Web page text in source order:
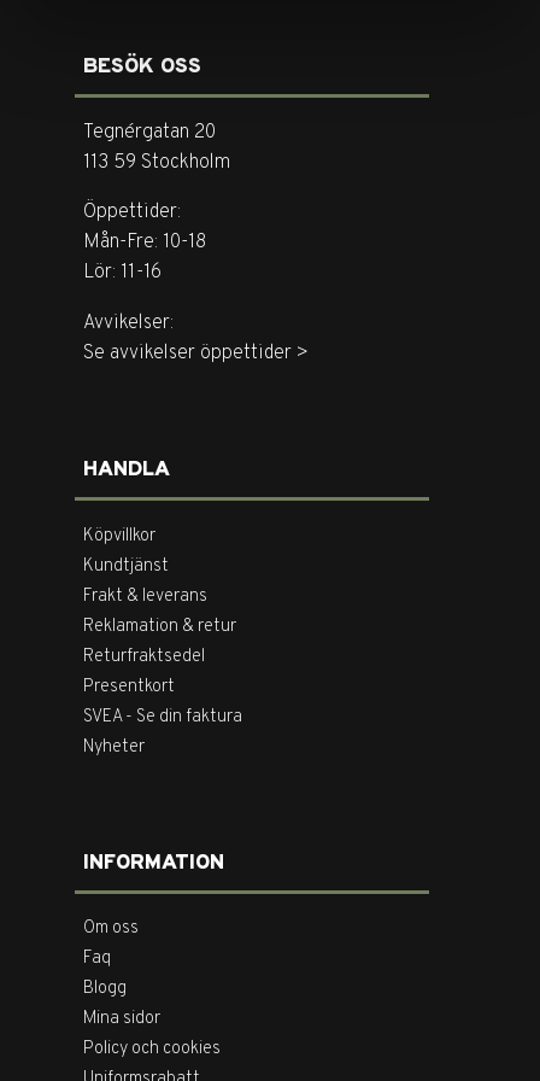
BESÖK OSS
Tegnérgatan 20
113 59 Stockholm
Öppettider:
Mån-Fre: 10-18
Lör: 11-16
Avvikelser:
Se avvikelser öppettider >
HANDLA
Köpvillkor
Kundtjänst
Frakt & leverans
Reklamation & retur
Returfraktsedel
Presentkort
SVEA - Se din faktura
Nyheter
INFORMATION
Om oss
Faq
Blogg
Mina sidor
Policy och cookies